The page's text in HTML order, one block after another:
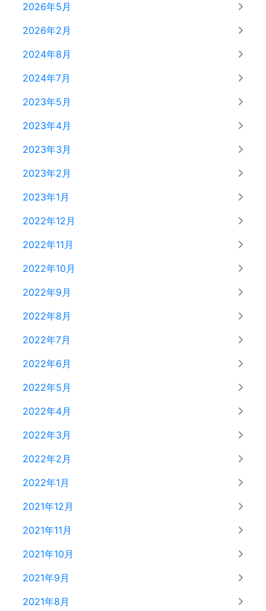
2026年5月
2026年2月
2024年8月
2024年7月
2023年5月
2023年4月
2023年3月
2023年2月
2023年1月
2022年12月
2022年11月
2022年10月
2022年9月
2022年8月
2022年7月
2022年6月
2022年5月
2022年4月
2022年3月
2022年2月
2022年1月
2021年12月
2021年11月
2021年10月
2021年9月
2021年8月